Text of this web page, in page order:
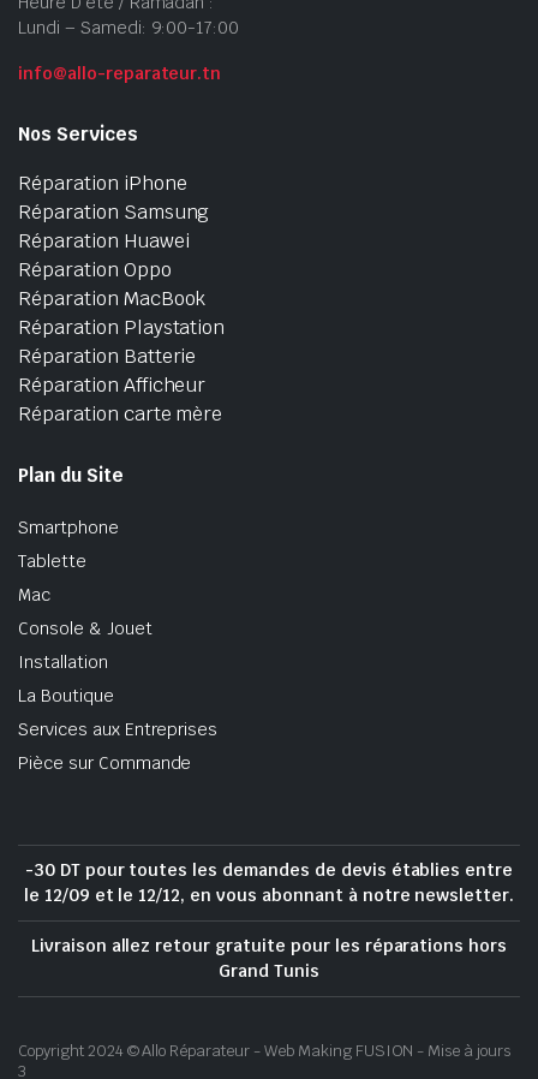
Lundi – Samedi: 9:00-17:00
info@allo-reparateur.tn
Nos Services
Réparation iPhone
Réparation Samsung
Réparation Huawei
Réparation Oppo
Réparation MacBook
Réparation Playstation
Réparation Batterie
Réparation Afficheur
Réparation carte mère
Plan du Site
Smartphone
Tablette
Mac
Console & Jouet
Installation
La Boutique
Services aux Entreprises
Pièce sur Commande
-30 DT pour toutes les demandes de devis établies entre
le 12/09 et le 12/12, en vous abonnant à notre newsletter.
Livraison allez retour gratuite pour les réparations hors
Grand Tunis
Copyright 2024 © Allo Réparateur - Web Making FUSION - Mise à jours
3